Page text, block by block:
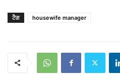
ਟੈਗ housewife manager